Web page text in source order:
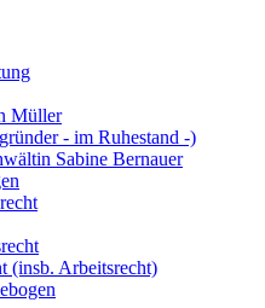
Müller
- im Ruhestand -)
Sabine Bernauer
(insb. Arbeitsrecht)